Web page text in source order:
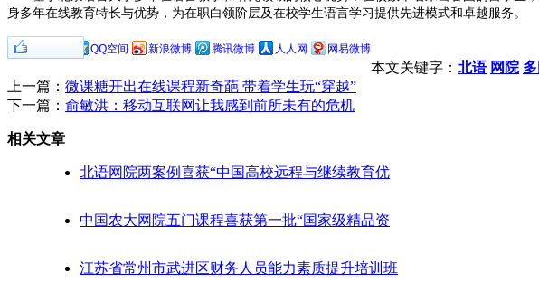
身多年在线教育特长与优势，为在职白领阶层及在校学生语言学习提供先进模式和卓越服务。
QQ空间 新浪微博 腾讯微博 人人网 网易微博
本文关键字： 北语 网院
上一篇： 微课糖开出在线课程新奇葩 带着学生玩“穿越”
下一篇： 俞敏洪：移动互联网让我感到前所未有的危机
相关文章
北语网院两案例喜获“中国高校远程与继续教育优
中国农大网院五门课程喜获第一批“国家级精品资
江苏省常州市武进区财务人员能力素质提升培训班